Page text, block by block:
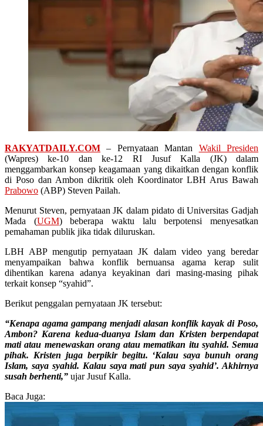
RAKYATDAILY.COM – Pernyataan Mantan Wakil Presiden
(Wapres) ke-10 dan ke-12 RI Jusuf Kalla (JK) dalam
menggambarkan konsep keagamaan yang dikaitkan dengan konflik
di Poso dan Ambon dikritik oleh Koordinator LBH Arus Bawah
Prabowo (ABP) Steven Pailah.
Menurut Steven, pernyataan JK dalam pidato di Universitas Gadjah
Mada (UGM) beberapa waktu lalu berpotensi menyesatkan
pemahaman publik jika tidak diluruskan.
LBH ABP mengutip pernyataan JK dalam video yang beredar
menyampaikan bahwa konflik bernuansa agama kerap sulit
dihentikan karena adanya keyakinan dari masing-masing pihak
terkait konsep “syahid”.
Berikut penggalan pernyataan JK tersebut:
“Kenapa agama gampang menjadi alasan konflik kayak di Poso,
Ambon? Karena kedua-duanya Islam dan Kristen berpendapat
mati atau menewaskan orang atau mematikan itu syahid. Semua
pihak. Kristen juga berpikir begitu. ‘Kalau saya bunuh orang
Islam, saya syahid. Kalau saya mati pun saya syahid’. Akhirnya
susah berhenti,” ujar Jusuf Kalla.
Baca Juga: